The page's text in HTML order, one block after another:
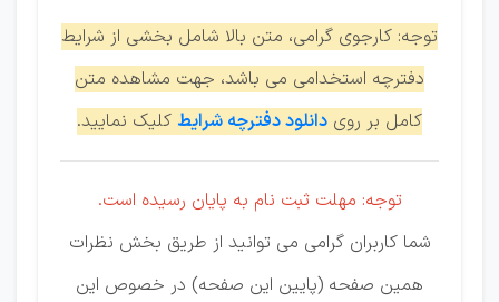
توجه: کارجوی گرامی، متن بالا شامل بخشی از شرایط
دفترچه استخدامی می باشد، جهت مشاهده متن
کامل بر روی دانلود دفترچه شرایط کلیک نمایید.
توجه: مهلت ثبت نام به پایان رسیده است.
شما کاربران گرامی می توانید از طریق بخش نظرات
همین صفحه (پایین این صفحه) در خصوص این